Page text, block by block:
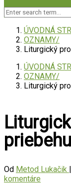
ÚVODNÁ
OZNAMY
Liturgický
ÚVODNÁ
OZNAMY
Liturgický
Od Metod Lukačik |
komentáre